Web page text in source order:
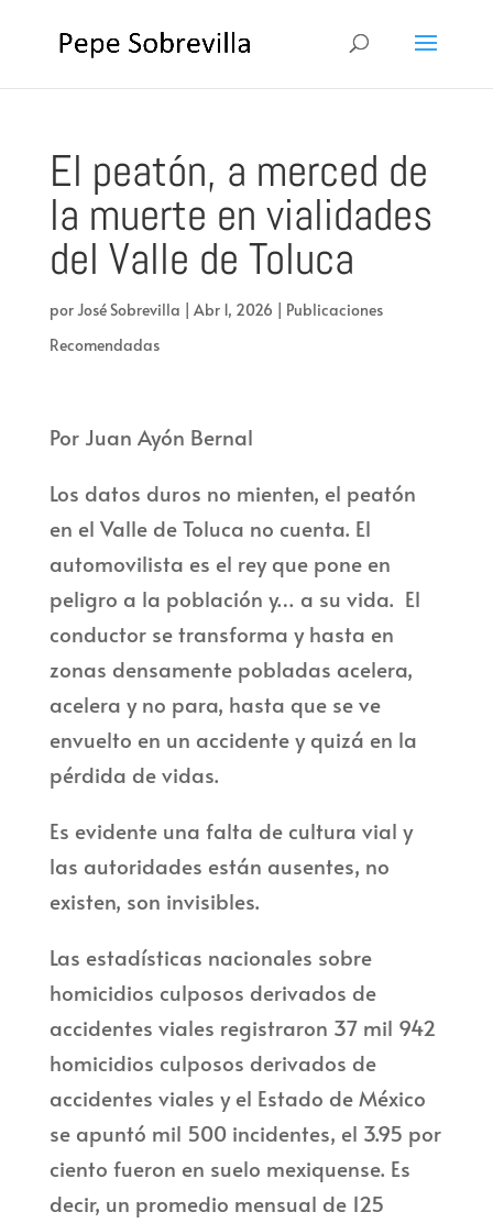
El peatón, a merced de
la muerte en vialidades
del Valle de Toluca
porJosé Sobrevilla | Abr 1, 2026 | Publicaciones
Recomendadas
Por Juan Ayón Bernal
Los datos duros no mienten, el peatón
en el Valle de Toluca no cuenta. El
automovilista es el rey que pone en
peligro a la población y… a su vida. El
conductor se transforma y hasta en
zonas densamente pobladas acelera,
acelera y no para, hasta que se ve
envuelto en un accidente y quizá en la
pérdida de vidas.
Es evidente una falta de cultura vial y
las autoridades están ausentes, no
existen, son invisibles.
Las estadísticas nacionales sobre
homicidios culposos derivados de
accidentes viales registraron 37 mil 942
homicidios culposos derivados de
accidentes viales y el Estado de México
se apuntó mil 500 incidentes, el 3.95 por
ciento fueron en suelo mexiquense. Es
decir, un promedio mensual de 125